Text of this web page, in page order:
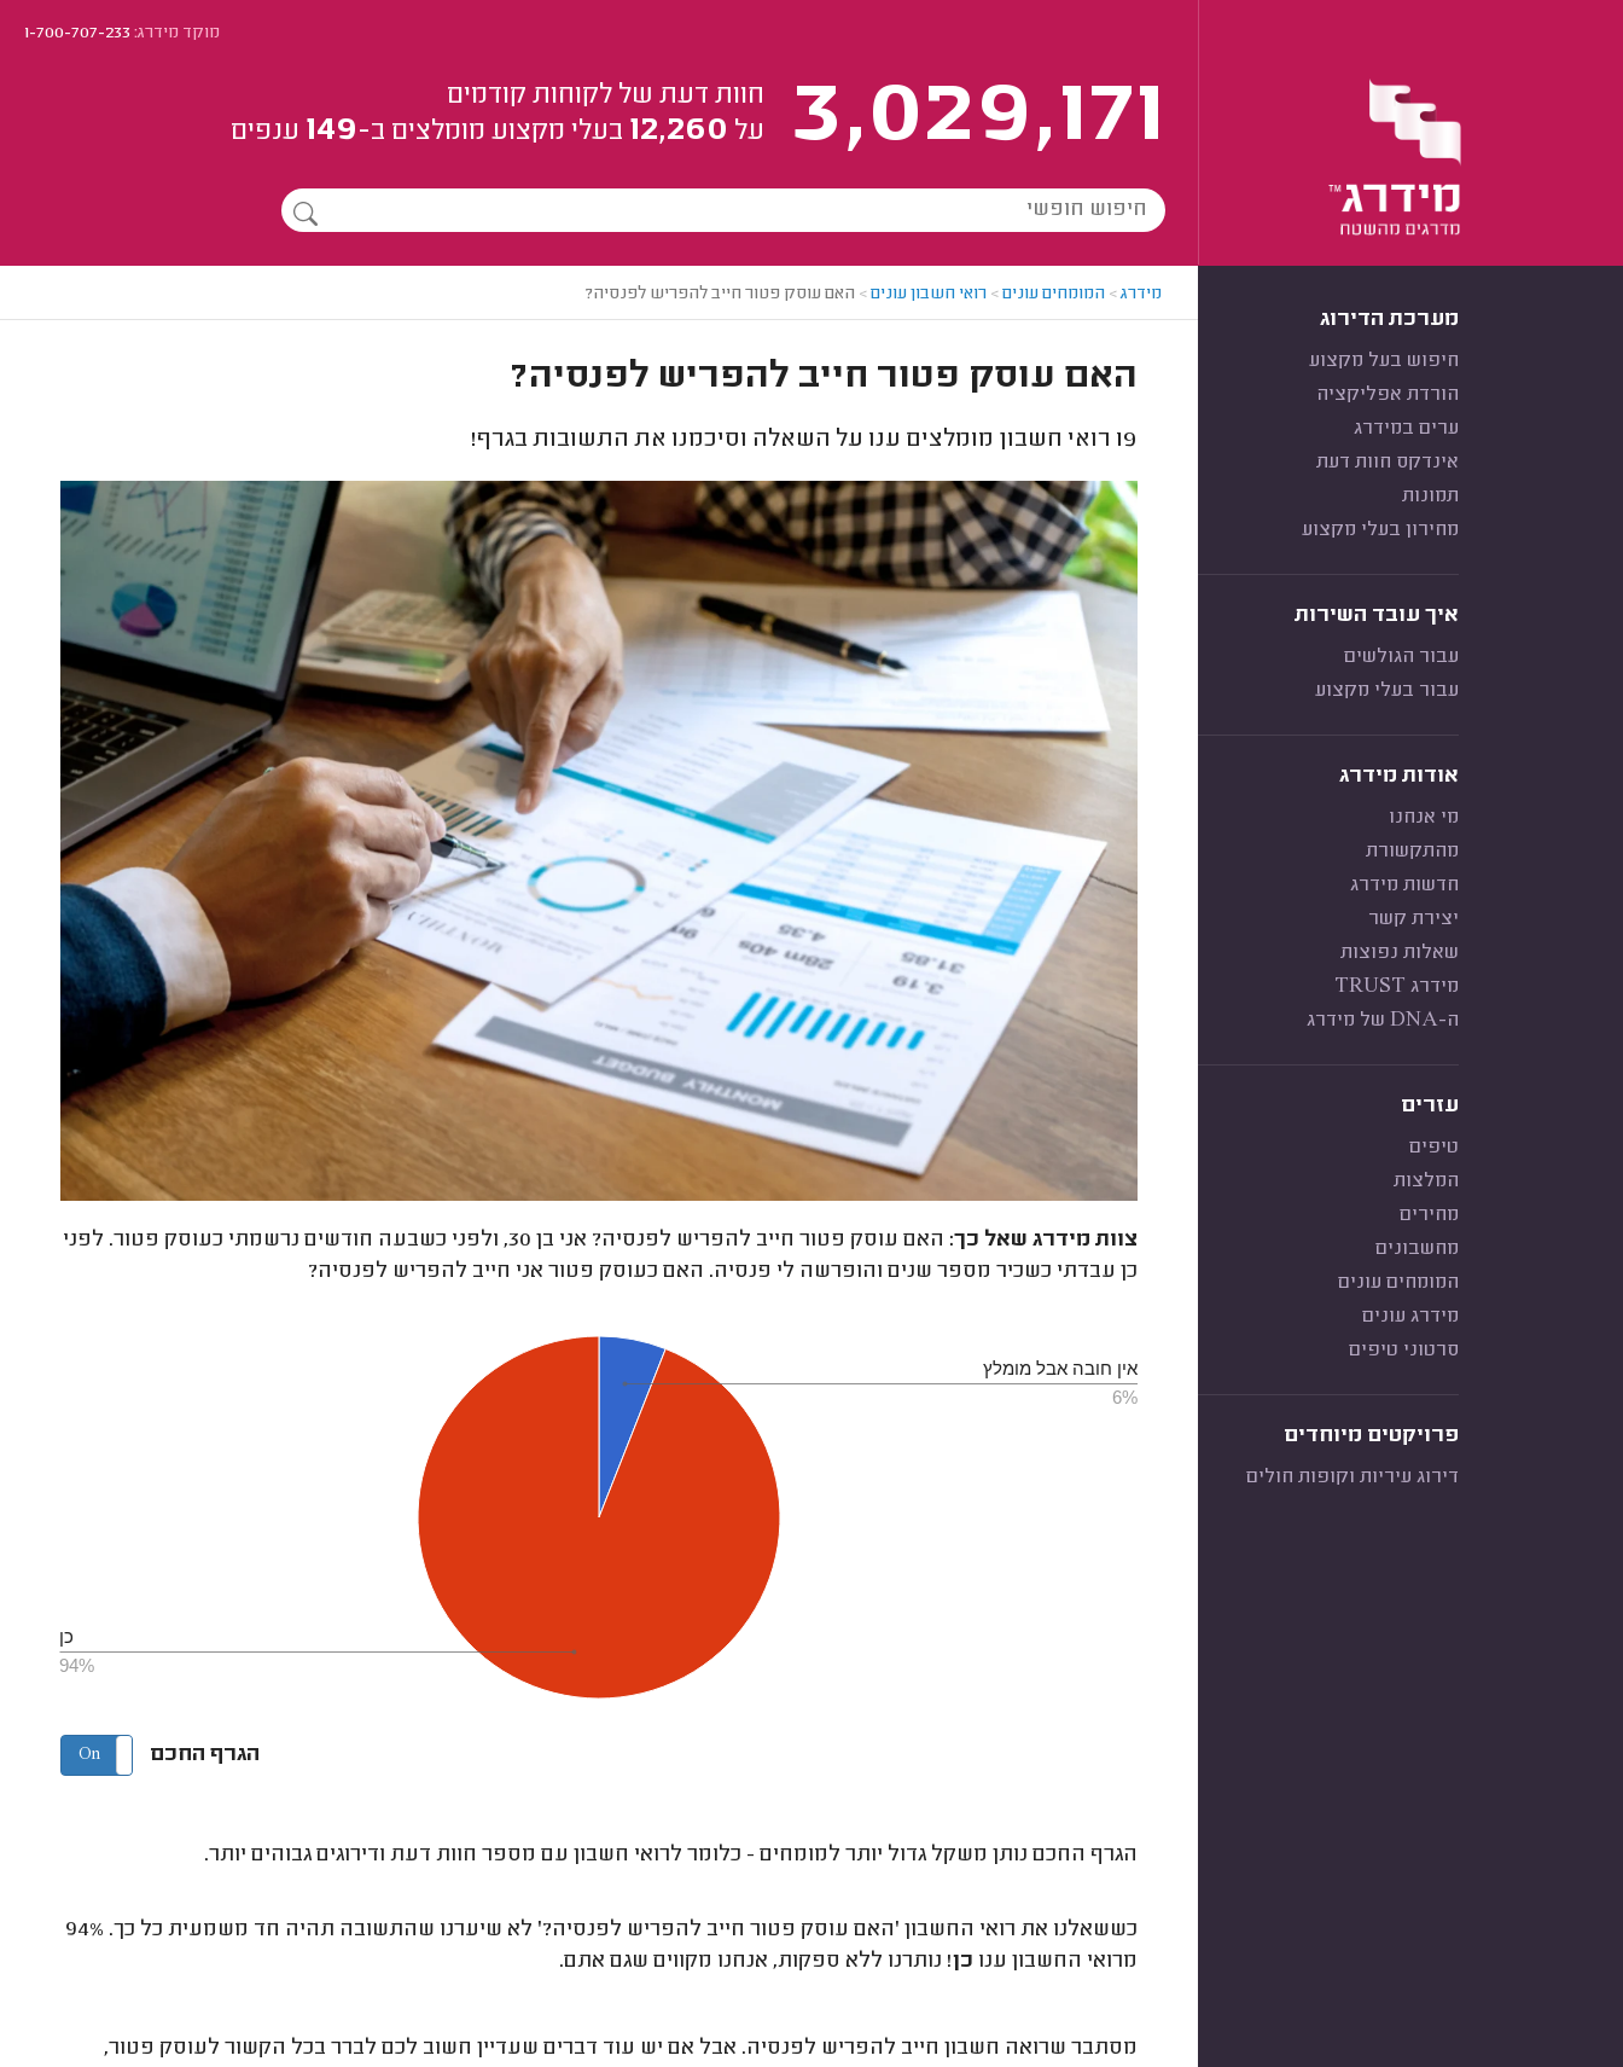
מוקד מידרג:1-700-707-233
3,029,171
חוות דעת של לקוחות קודמים
על 12,260 בעלי מקצוע מומלצים ב-149 ענפים
מערכת הדירוג
חיפוש בעל מקצוע
הורדת אפליקציה
ערים במידרג
אינדקס חוות דעת
תמונות
מחירון בעלי מקצוע
איך עובד השירות
עבור הגולשים
עבור בעלי מקצוע
אודות מידרג
מי אנחנו
מהתקשורת
חדשות מידרג
יצירת קשר
שאלות נפוצות
מידרג TRUST
ה-DNA של מידרג
עזרים
טיפים
המלצות
מחירים
מחשבונים
המומחים עונים
מידרג עונים
סרטוני טיפים
פרויקטים מיוחדים
דירוג עיריות וקופות חולים
מידרג> המומחים עונים> רואי חשבון עונים> האם עוסק פטור חייב להפריש לפנסיה?
האם עוסק פטור חייב להפריש לפנסיה?
19 רואי חשבון מומלצים ענו על השאלה וסיכמנו את התשובות בגרף!
צוות מידרג שאל כך:
האם עוסק פטור חייב להפריש לפנסיה? אני בן 30, ולפני כשבעה חודשים נרשמתי כעוסק פטור. לפני
כן עבדתי כשכיר מספר שנים והופרשה לי פנסיה. האם כעוסק פטור אני חייב להפריש לפנסיה?
אין חובה אבל מומלץ
6%
כן
94%
הגרף החכם On Off
הגרף החכם נותן משקל גדול יותר למומחים - כלומר לרואי חשבון עם מספר חוות דעת ודירוגים גבוהים יותר.
כששאלנו את רואי החשבון 'האם עוסק פטור חייב להפריש לפנסיה?' לא שיערנו שהתשובה תהיה חד משמעית כל כך. 94%
מרואי החשבון ענו כן! נותרנו ללא ספקות, אנחנו מקווים שגם אתם.
מסתבר שרואה חשבון חייב להפריש לפנסיה. אבל אם יש עוד דברים שעדיין חשוב לכם לברר בכל הקשור לעוסק פטור,